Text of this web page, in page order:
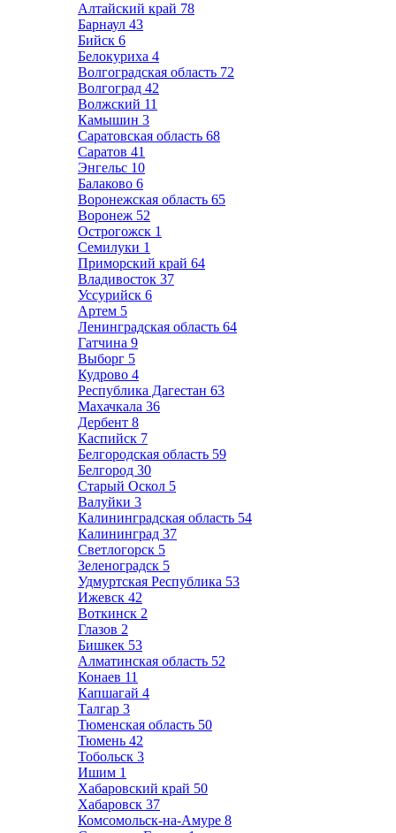
Алтайский край 78
Барнаул 43
Бийск 6
Белокуриха 4
Волгоградская область 72
Волгоград 42
Волжский 11
Камышин 3
Саратовская область 68
Саратов 41
Энгельс 10
Балаково 6
Воронежская область 65
Воронеж 52
Острогожск 1
Семилуки 1
Приморский край 64
Владивосток 37
Уссурийск 6
Артем 5
Ленинградская область 64
Гатчина 9
Выборг 5
Кудрово 4
Республика Дагестан 63
Махачкала 36
Дербент 8
Каспийск 7
Белгородская область 59
Белгород 30
Старый Оскол 5
Валуйки 3
Калининградская область 54
Калининград 37
Светлогорск 5
Зеленоградск 5
Удмуртская Республика 53
Ижевск 42
Воткинск 2
Глазов 2
Бишкек 53
Алматинская область 52
Конаев 11
Капшагай 4
Талгар 3
Тюменская область 50
Тюмень 42
Тобольск 3
Ишим 1
Хабаровский край 50
Хабаровск 37
Комсомольск-на-Амуре 8